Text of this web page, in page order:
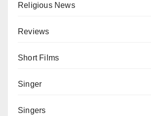
Religious News
Reviews
Short Films
Singer
Singers